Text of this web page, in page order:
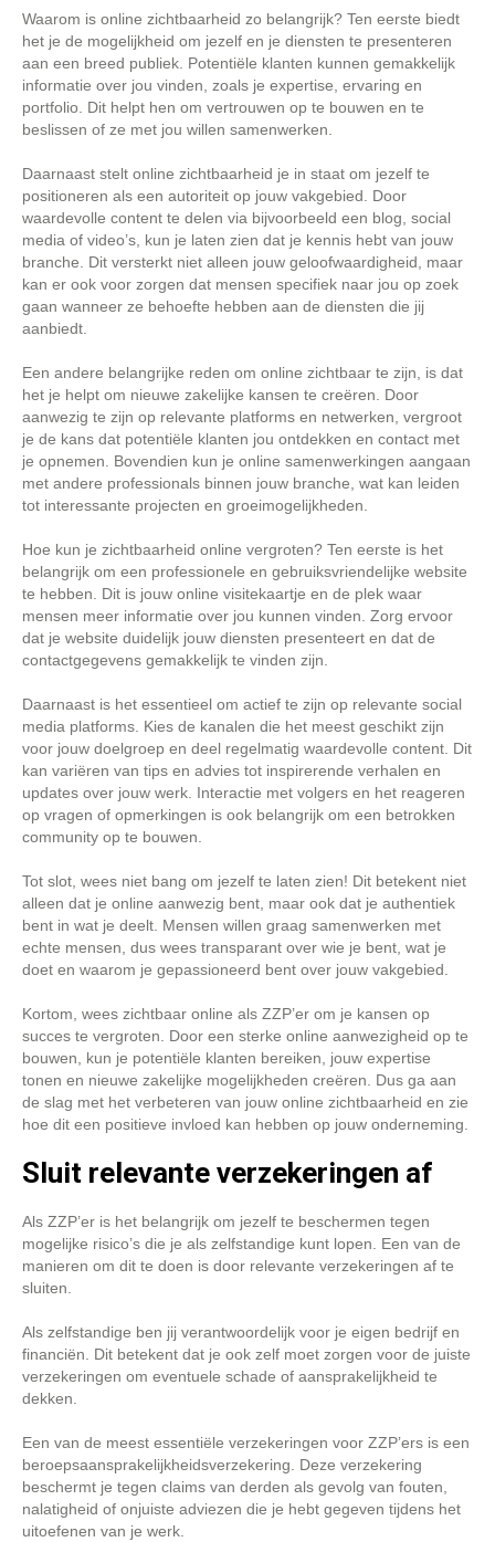
Waarom is online zichtbaarheid zo belangrijk? Ten eerste biedt
het je de mogelijkheid om jezelf en je diensten te presenteren
aan een breed publiek. Potentiële klanten kunnen gemakkelijk
informatie over jou vinden, zoals je expertise, ervaring en
portfolio. Dit helpt hen om vertrouwen op te bouwen en te
beslissen of ze met jou willen samenwerken.
Daarnaast stelt online zichtbaarheid je in staat om jezelf te
positioneren als een autoriteit op jouw vakgebied. Door
waardevolle content te delen via bijvoorbeeld een blog, social
media of video’s, kun je laten zien dat je kennis hebt van jouw
branche. Dit versterkt niet alleen jouw geloofwaardigheid, maar
kan er ook voor zorgen dat mensen specifiek naar jou op zoek
gaan wanneer ze behoefte hebben aan de diensten die jij
aanbiedt.
Een andere belangrijke reden om online zichtbaar te zijn, is dat
het je helpt om nieuwe zakelijke kansen te creëren. Door
aanwezig te zijn op relevante platforms en netwerken, vergroot
je de kans dat potentiële klanten jou ontdekken en contact met
je opnemen. Bovendien kun je online samenwerkingen aangaan
met andere professionals binnen jouw branche, wat kan leiden
tot interessante projecten en groeimogelijkheden.
Hoe kun je zichtbaarheid online vergroten? Ten eerste is het
belangrijk om een professionele en gebruiksvriendelijke website
te hebben. Dit is jouw online visitekaartje en de plek waar
mensen meer informatie over jou kunnen vinden. Zorg ervoor
dat je website duidelijk jouw diensten presenteert en dat de
contactgegevens gemakkelijk te vinden zijn.
Daarnaast is het essentieel om actief te zijn op relevante social
media platforms. Kies de kanalen die het meest geschikt zijn
voor jouw doelgroep en deel regelmatig waardevolle content. Dit
kan variëren van tips en advies tot inspirerende verhalen en
updates over jouw werk. Interactie met volgers en het reageren
op vragen of opmerkingen is ook belangrijk om een betrokken
community op te bouwen.
Tot slot, wees niet bang om jezelf te laten zien! Dit betekent niet
alleen dat je online aanwezig bent, maar ook dat je authentiek
bent in wat je deelt. Mensen willen graag samenwerken met
echte mensen, dus wees transparant over wie je bent, wat je
doet en waarom je gepassioneerd bent over jouw vakgebied.
Kortom, wees zichtbaar online als ZZP’er om je kansen op
succes te vergroten. Door een sterke online aanwezigheid op te
bouwen, kun je potentiële klanten bereiken, jouw expertise
tonen en nieuwe zakelijke mogelijkheden creëren. Dus ga aan
de slag met het verbeteren van jouw online zichtbaarheid en zie
hoe dit een positieve invloed kan hebben op jouw onderneming.
Sluit relevante verzekeringen af
Als ZZP’er is het belangrijk om jezelf te beschermen tegen
mogelijke risico’s die je als zelfstandige kunt lopen. Een van de
manieren om dit te doen is door relevante verzekeringen af te
sluiten.
Als zelfstandige ben jij verantwoordelijk voor je eigen bedrijf en
financiën. Dit betekent dat je ook zelf moet zorgen voor de juiste
verzekeringen om eventuele schade of aansprakelijkheid te
dekken.
Een van de meest essentiële verzekeringen voor ZZP’ers is een
beroepsaansprakelijkheidsverzekering. Deze verzekering
beschermt je tegen claims van derden als gevolg van fouten,
nalatigheid of onjuiste adviezen die je hebt gegeven tijdens het
uitoefenen van je werk.